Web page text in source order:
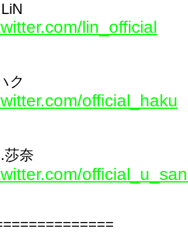
lin_official
ク
official_haku
奈